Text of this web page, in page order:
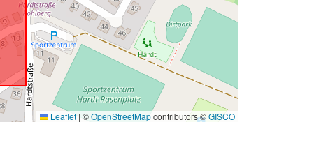
Leaflet | ©OpenStreetMapcontributors ©GISCO